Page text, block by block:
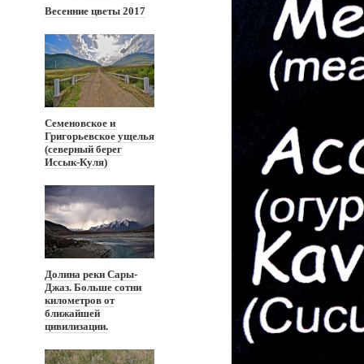
Весенние цветы 2017
Семеновское и
Григорьевское ущелья
(северный берег
Иссык-Куля)
Долина реки Сары-
Джаз. Больше сотни
километров от
ближайшей
цивилизации.